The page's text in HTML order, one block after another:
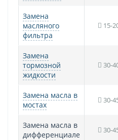
Замена
масляного
фильтра
15-
Замена
тормозной
жидкости
30-
Замена масла в
мостах
30-
Замена масла в
дифференциале
30-